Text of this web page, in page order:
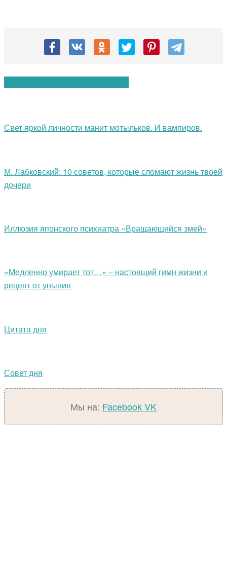
Свет яркой личности манит мотыльков. И вампиров.
М. Лабковский: 10 советов, которые сломают жизнь твоей
дочери
Иллюзия японского психиатра «Вращающийся змей»
«Медленно умирает тот…» – настоящий гимн жизни и
рецепт от уныния
Цитата дня
Совет дня
Мы на: FacebookVK